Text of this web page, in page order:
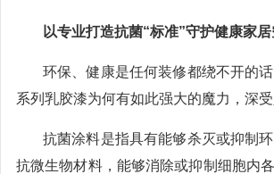
以专业打造抗菌“标准”守护健康家居
环保、健康是任何装修都绕不开的
系列乳胶漆为何有如此强大的魔力，深
抗菌涂料是指具有能够杀灭或抑制
抗微生物材料，能够消除或抑制细胞内